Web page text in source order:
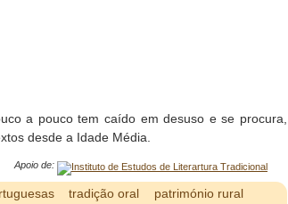
a pouco tem caído em desuso e se procura,
desde a Idade Média.
Apoio de:
tradição oral
património rural